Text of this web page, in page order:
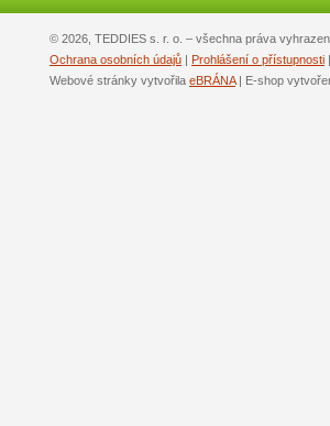
© 2026, TEDDIES s. r. o. – všechna práva
Ochrana osobních údajů | Prohlášení o přístupnosti |
Webové stránky vytvořila eBRÁNA| E-shop